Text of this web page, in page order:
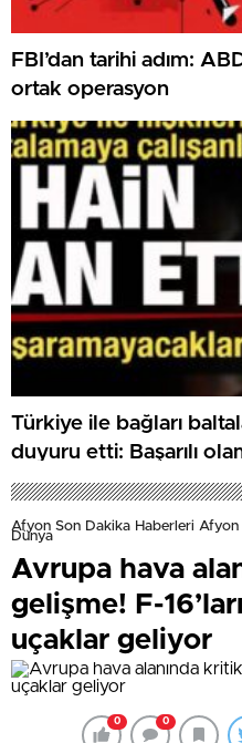
FBI’dan tarihi adım:
ortak operasyon
Türkiye ile bağları
duyuru etti: Başarılı
Afyon Son Dakika Haberleri
Dünya
Avrupa hava
gelişme! F-
uçaklar geliyor
0 0